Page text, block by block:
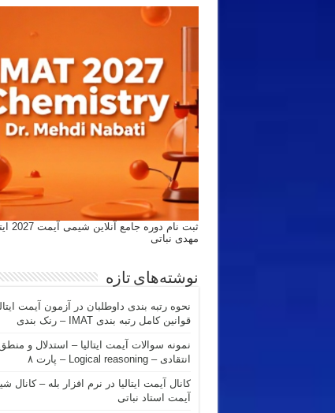
ثبت
مهدی نباتی
نوشته‌های تازه
نحوه رتبه بندی داوطلبان در آزمون آیمت
قوانین کامل رتبه بندی IMAT – رنک بندی
نمونه سوالات آیمت ایتالیا – استدلال و
انتقادی – Logical reasoning – پارت ۸
کانال آیمت ایتالیا در نرم افزار بله – کانال
آیمت استاد نباتی